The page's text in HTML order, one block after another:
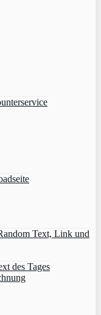
Text, Link und
des Tages